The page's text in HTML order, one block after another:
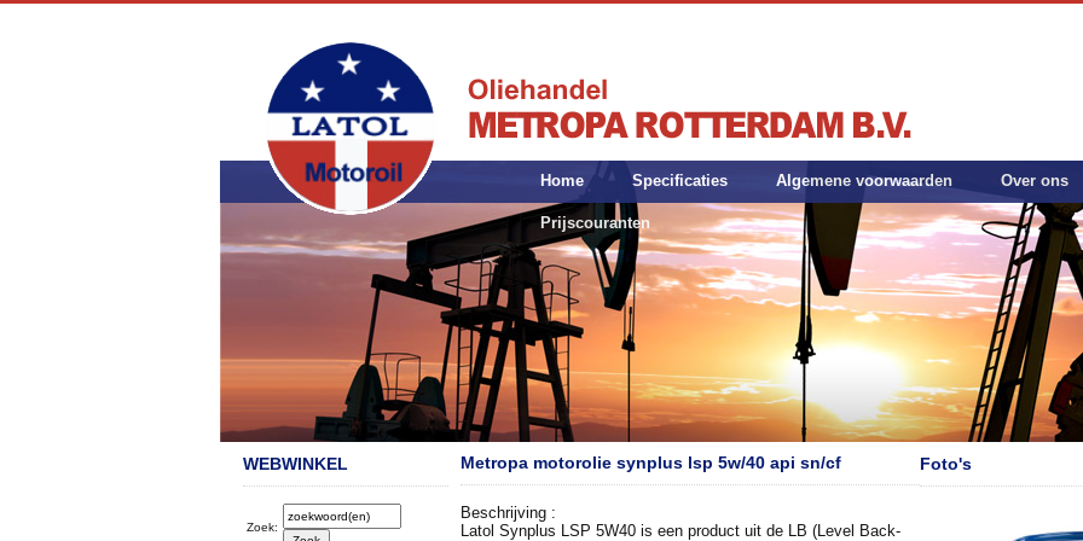
Home Specificaties Algemene voorwaarden Over ons
Prijscouranten
WEBWINKEL
Zoek:
Metropa motorolie synplus lsp 5w/40 api sn/cf
Beschrijving :
Latol Synplus LSP 5W40 is een product uit de LB (Level Back-
Foto's